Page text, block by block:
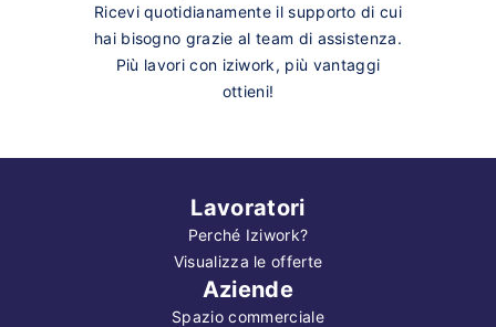
Ricevi quotidianamente il supporto di cui
hai bisogno grazie al team di assistenza.
Più lavori con iziwork, più vantaggi
ottieni!
Lavoratori
Perché Iziwork?
Visualizza le offerte
Aziende
Spazio commerciale